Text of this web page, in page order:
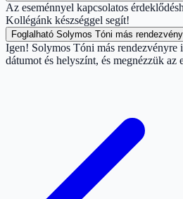
Az eseménnyel kapcsolatos
Kollégánk készséggel segít!
Foglalható Solymos Tóni más
Igen! Solymos Tóni más rendezvényre
dátumot és helyszínt, és megnézzük az